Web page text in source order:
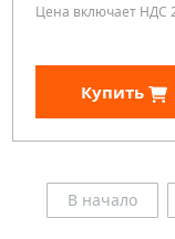
Цена включает НДС
Купить
В начало